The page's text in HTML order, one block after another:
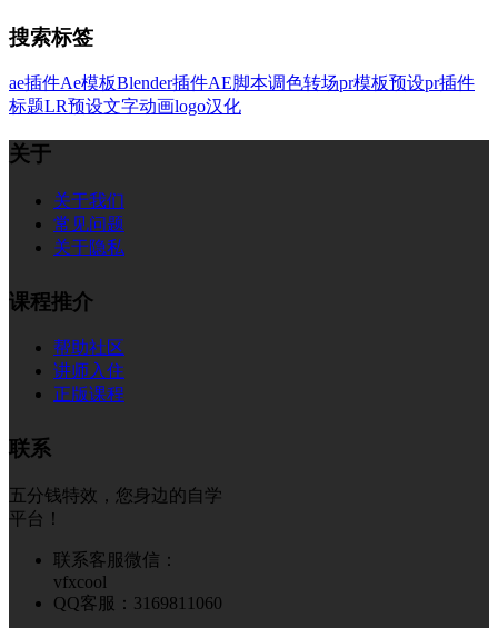
搜索标签
ae插件Ae模板Blender插件AE脚本调色转场pr模板预设pr插件
标题LR预设文字动画logo汉化
关于
关于我们
常见问题
关于隐私
课程推介
帮助社区
讲师入住
正版课程
联系
五分钱特效，您身边的自学
平台！
联系客服微信：
vfxcool
QQ客服：3169811060